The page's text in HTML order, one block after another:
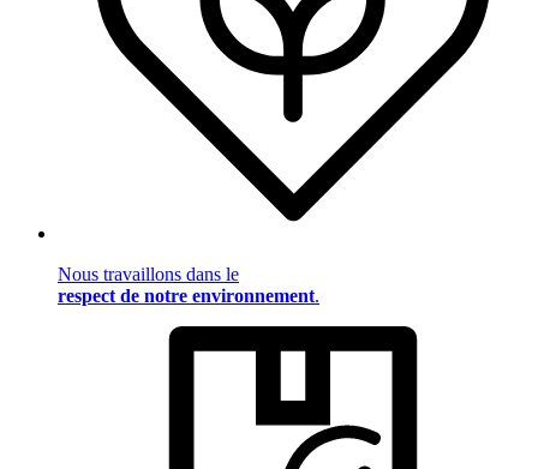
Nous travaillons dans le
respect de notre environnement.